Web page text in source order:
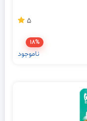
5
18%
ناموجود